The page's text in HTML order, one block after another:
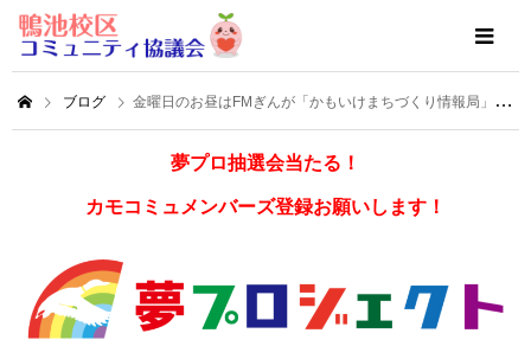
ブログ 金曜日のお昼はFMぎんが「かもいけまちづくり情報局」（再放送）好評放送中！
夢プロ抽選会当たる！
カモコミュメンバーズ登録お願いします！